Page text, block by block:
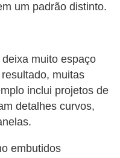
um padrão distinto.
muito espaço
muitas
inclui projetos de
detalhes curvos,
embutidos